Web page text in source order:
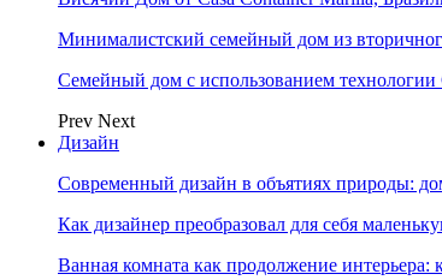
Минималистский семейный дом из
Семейный дом с использованием
Prev Next
Дизайн
Современный дизайн в объятиях природы:
Как дизайнер преобразовал для себя
Ванная комната как продолжение интерьера: